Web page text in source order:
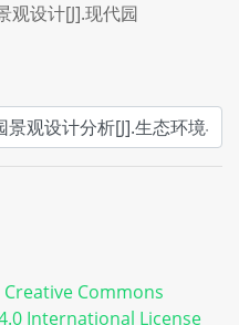
观设计[J].现代园
Creative Commons
International License